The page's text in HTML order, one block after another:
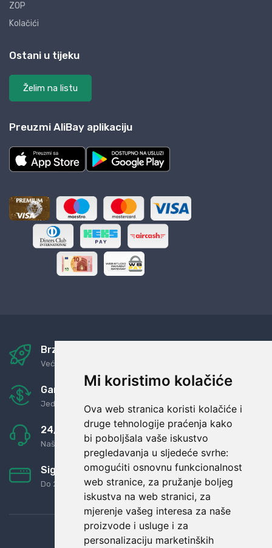
Mi koristimo kolačiće
Ova web stranica koristi kolačiće i
druge tehnologije praćenja kako
bi poboljšala vaše iskustvo
pregledavanja u sljedeće svrhe:
omogućiti osnovnu funkcionalnost
web stranice, za pružanje boljeg
iskustva na web stranici, za
mjerenje vašeg interesa za naše
proizvode i usluge i za
personalizaciju marketinških
ZOP
Kolačići
Ostani u tijeku
Želim na listu
Preuzmi AliBay aplikaciju
Brza i sigurna dostava
Već za nekoliko dana kod vas
Garancija u povrat novaca
Jednostavno pravilo: Roba za novac
24/7 odlična podrška
Naši agenti uvijek na raspolaganju
Sigurno obročno plaćanje
Do 24 rata bez kamata